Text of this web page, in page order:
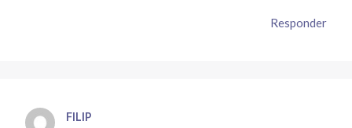
Responder
FILIP